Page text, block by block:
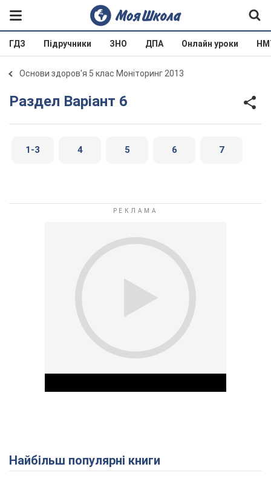
ГДЗ Підручники ЗНО ДПА Онлайн уроки
Основи здоров'я 5 клас Моніторинг 2013
Раздел Варіант 6
1-3 4 5 6 7
Play Video
Найбільш популярні книги